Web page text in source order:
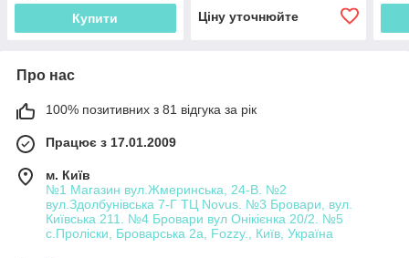
Купити Ціну уточнюйте
Про нас
100% позитивних з 81 відгука за рік
Працює з 17.01.2009
м. Київ
№1 Магазин вул.Жмеринська, 24-В. №2
вул.Здолбунівська 7-Г ТЦ Novus. №3 Бровари, вул.
Київська 211. №4 Бровари вул Онікієнка 20/2. №5
с.Проліски, Броварська 2а, Fozzy., Київ, Україна